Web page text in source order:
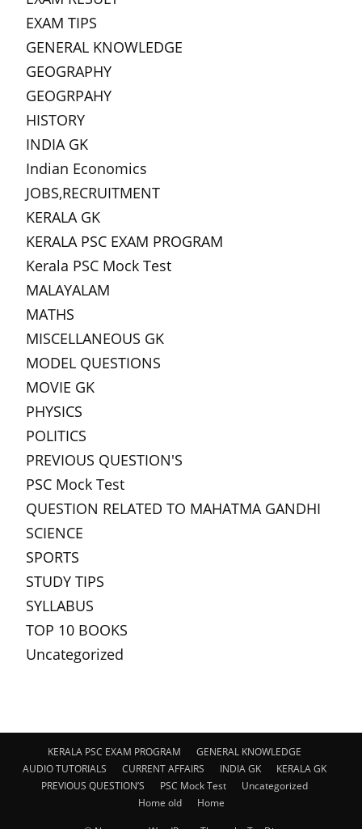
EXAM TIPS
GENERAL KNOWLEDGE
GEOGRAPHY
GEOGRPAHY
HISTORY
INDIA GK
Indian Economics
JOBS,RECRUITMENT
KERALA GK
KERALA PSC EXAM PROGRAM
Kerala PSC Mock Test
MALAYALAM
MATHS
MISCELLANEOUS GK
MODEL QUESTIONS
MOVIE GK
PHYSICS
POLITICS
PREVIOUS QUESTION'S
PSC Mock Test
QUESTION RELATED TO MAHATMA GANDHI
SCIENCE
SPORTS
STUDY TIPS
SYLLABUS
TOP 10 BOOKS
Uncategorized
KERALA PSC EXAM PROGRAM
GENERAL KNOWLEDGE
AUDIO TUTORIALS
CURRENT AFFAIRS INDIA GK
KERALA GK
PREVIOUS QUESTION’S
PSC Mock Test
Uncategorized
Home old
Home